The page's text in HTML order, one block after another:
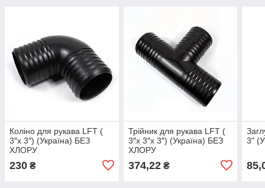
Коліно для рукава LFT (
3″x 3″) (Україна) БЕЗ
ХЛОРУ
230 ₴
Трійник для рукава LFT (
3″x 3″х 3″) (Україна) БЕЗ
ХЛОРУ
374,22₴
3"